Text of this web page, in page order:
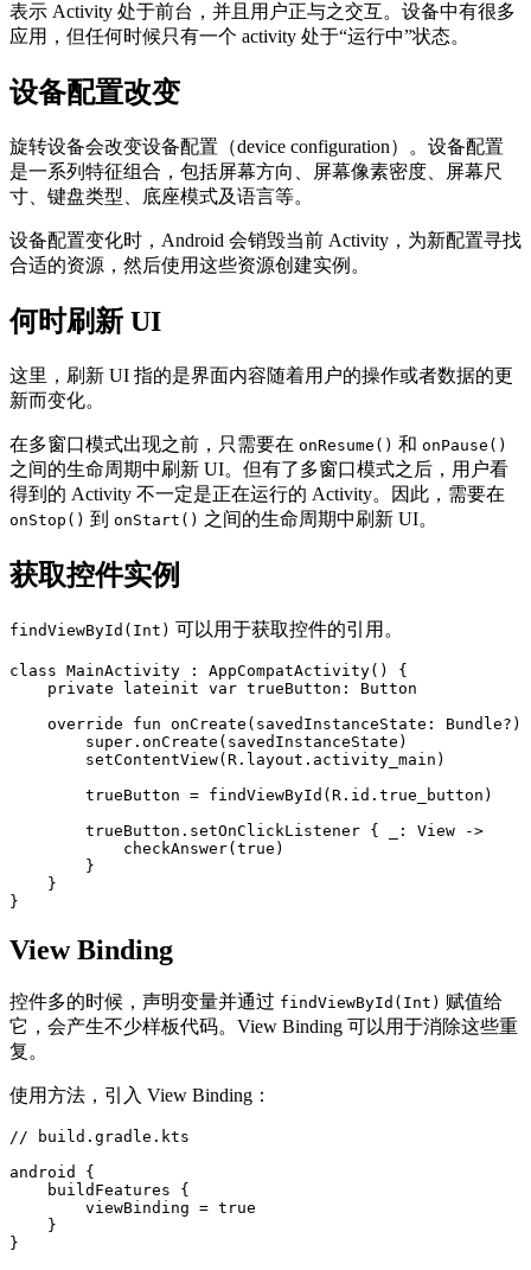
表示 Activity 处于前台，并且用户正与之交互。设备中有很多
应用，但任何时候只有一个 activity 处于“运行中”状态。
设备配置改变
旋转设备会改变设备配置（device configuration）。设备配置
是一系列特征组合，包括屏幕方向、屏幕像素密度、屏幕尺
寸、键盘类型、底座模式及语言等。
设备配置变化时，Android 会销毁当前 Activity，为新配置寻找
合适的资源，然后使用这些资源创建实例。
何时刷新 UI
这里，刷新 UI 指的是界面内容随着用户的操作或者数据的更
新而变化。
在多窗口模式出现之前，只需要在 onResume() 和 onPause()
之间的生命周期中刷新 UI。但有了多窗口模式之后，用户看
得到的 Activity 不一定是正在运行的 Activity。因此，需要在
onStop() 到 onStart() 之间的生命周期中刷新 UI。
获取控件实例
findViewById(Int) 可以用于获取控件的引用。
class MainActivity : AppCompatActivity()
{
private
lateinit var trueButton :
Button
override
fun onCreate ( savedInstanceState : Bundle?)
super . onCreate ( savedInstanceState )
setContentView(R . layout . activity_main )
trueButton = findViewById (R . id . true_button )
trueButton . setOnClickListener { : View
->
checkAnswer(true )
}
}
}
View Binding
控件多的时候，声明变量并通过 findViewById(Int) 赋值给
它，会产生不少样板代码。View Binding 可以用于消除这些重
复。
使用方法，引入 View Binding：
// build.gradle.kts
android {
    buildFeatures {
        viewBinding = true
    }